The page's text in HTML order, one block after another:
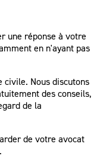
une réponse à votre
en n'ayant pas
civile. Nous discutons
des conseils,
de la
de votre avocat